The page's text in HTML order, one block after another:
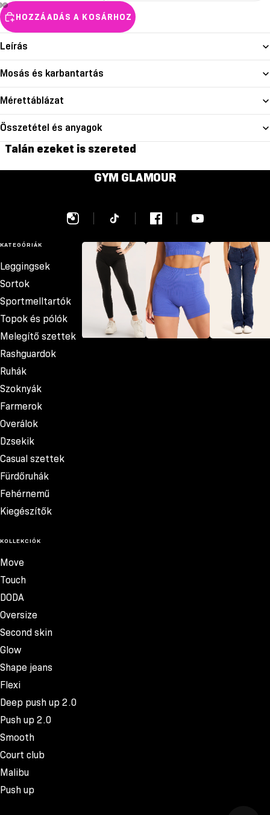
HOZZÁADÁS A KOSÁRHOZ
Leírás
Mosás és karbantartás
Mérettáblázat
Összetétel és anyagok
Talán ezeket is szereted
GYM GLAMOUR
KATEGÓRIÁK
Leggingsek
Sortok
Sportmelltartók
Topok és pólók
Melegítő szettek
Rashguardok
Ruhák
Szoknyák
Farmerok
Overálok
Dzsekik
Casual szettek
Fürdőruhák
Fehérnemű
Kiegészítők
KOLLEKCIÓK
Move
Touch
DODA
Oversize
Second skin
Glow
Shape jeans
Flexi
Deep push up 2.0
Push up 2.0
Smooth
Court club
Malibu
Push up